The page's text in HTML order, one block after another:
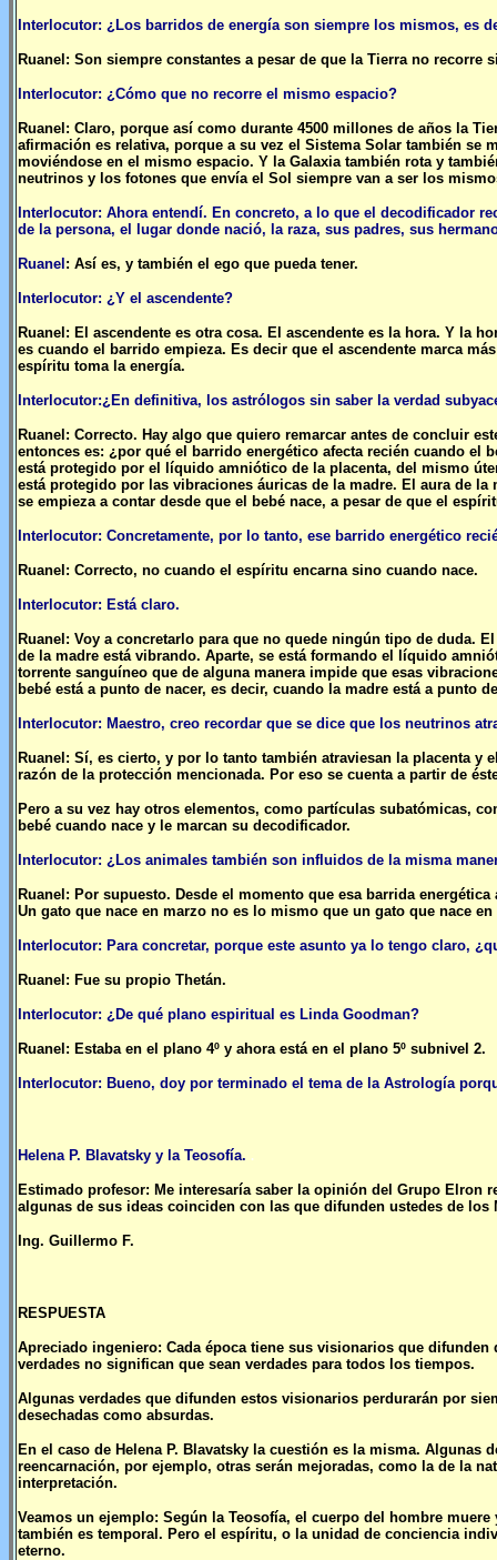
Interlocutor: ¿Los barridos de energía son siempre los mismos, es
Ruanel: Son siempre constantes a pesar de que la Tierra no recorre
Interlocutor: ¿Cómo que no recorre el mismo espacio?
Ruanel: Claro, porque así como durante 4500 millones de años la
afirmación es relativa, porque a su vez el Sistema Solar también se
moviéndose en el mismo espacio. Y la Galaxia también rota y
neutrinos y los fotones que envía el Sol siempre van a ser los
Interlocutor: Ahora entendí. En concreto, a lo que el decodificador
de la persona, el lugar donde nació, la raza, sus padres, sus
Ruanel : Así es, y también el ego que pueda tener.
Interlocutor: ¿Y el ascendente?
Ruanel: El ascendente es otra cosa. El ascendente es la hora. Y la
es cuando el barrido empieza. Es decir que el ascendente marca
espíritu toma la energía.
Interlocutor:¿En definitiva, los astrólogos sin saber la verdad
Ruanel: Correcto. Hay algo que quiero remarcar antes de concluir
entonces es: ¿por qué el barrido energético afecta recién cuando el
está protegido por el líquido amniótico de la placenta, del mismo
está protegido por las vibraciones áuricas de la madre. El aura de
se empieza a contar desde que el bebé nace, a pesar de que el
Interlocutor: Concretamente, por lo tanto, ese barrido energético
Ruanel: Correcto, no cuando el espíritu encarna sino cuando nace.
Interlocutor: Está claro.
Ruanel: Voy a concretarlo para que no quede ningún tipo de duda.
de la madre está vibrando. Aparte, se está formando el líquido
torrente sanguíneo que de alguna manera impide que esas
bebé está a punto de nacer, es decir, cuando la madre está a punto
Interlocutor: Maestro, creo recordar que se dice que los neutrinos
Ruanel: Sí, es cierto, y por lo tanto también atraviesan la placenta
razón de la protección mencionada. Por eso se cuenta a partir de
Pero a su vez hay otros elementos, como partículas subatómicas,
bebé cuando nace y le marcan su decodificador.
Interlocutor: ¿Los animales también son influidos de la misma
Ruanel: Por supuesto. Desde el momento que esa barrida
Un gato que nace en marzo no es lo mismo que un gato que nace
Interlocutor: Para concretar, porque este asunto ya lo tengo claro,
Ruanel: Fue su propio Thetán.
Interlocutor: ¿De qué plano espiritual es Linda Goodman?
Ruanel: Estaba en el plano 4º y ahora está en el plano 5º subnivel 2.
Interlocutor: Bueno, doy por terminado el tema de la Astrología
Helena P. Blavatsky y la Teosofía. .
Estimado profesor: Me interesaría saber la opinión del Grupo Elron
algunas de sus ideas coinciden con las que difunden ustedes de
Ing. Guillermo F.
RESPUESTA
Apreciado ingeniero: Cada época tiene sus visionarios que
verdades no significan que sean verdades para todos los tiempos.
Algunas verdades que difunden estos visionarios perdurarán por
desechadas como absurdas.
En el caso de Helena P. Blavatsky la cuestión es la misma.
reencarnación, por ejemplo, otras serán mejoradas, como la de la
interpretación.
Veamos un ejemplo: Según la Teosofía, el cuerpo del hombre
también es temporal. Pero el espíritu, o la unidad de conciencia
eterno.